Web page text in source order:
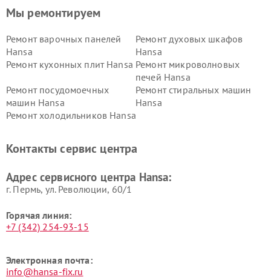
Мы ремонтируем
Ремонт варочных панелей
Hansa
Ремонт духовых шкафов
Hansa
Ремонт кухонных плит Hansa Ремонт микроволновых
печей Hansa
Ремонт посудомоечных
машин Hansa
Ремонт стиральных машин
Hansa
Ремонт холодильников Hansa
Контакты сервис центра
Адрес сервисного центра Hansa:
г. Пермь, ул. ​Революции, 60/1
Горячая линия:
+7 (342) 254-93-15
Электронная почта:
info@hansa-fix.ru